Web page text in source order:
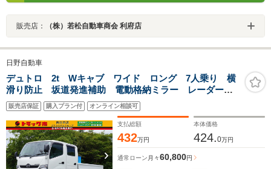
販売店： （株）若松自動車商会 利府店
日野自動車
デュトロ 2t Wキャブ ワイド ロング 7人乗り 横
滑り防止 坂道発進補助 電動格納ミラー レーダーブ
レーキ 車線逸脱防止 アイドリングストップ エコモ
ード ETC ナビ 集中ロック 荷台内寸336/189/37 荷
台高89 車両総重量5165kg
販売店保証 購入プラン付 オンライン相談可
支払総額
432万円
本体価格
424.0万円
通常ローン 月々60,800円